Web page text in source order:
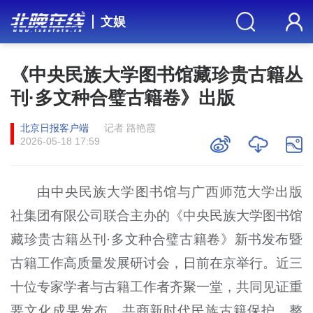
文娱
《中央民族大学图书馆藏珍贵古籍丛
刊·多文种合璧古籍卷》出版
北京日报客户端
记者 路艳霞
2026-05-18 17:59
由中央民族大学图书馆与广西师范大学出版
社集团有限公司联合主办的《中央民族大学图书馆
藏珍贵古籍丛刊·多文种合璧古籍卷》新书发布暨
古籍工作高质量发展研讨会，日前在京举行。近三
十位专家学者与古籍工作者齐聚一堂，共同见证重